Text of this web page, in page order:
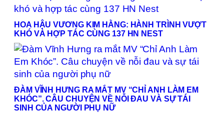
HOA HẬU VƯƠNG KIM HẰNG: HÀNH TRÌNH VƯỢT
KHÓ VÀ HỢP TÁC CÙNG 137 HN NEST
ĐÀM VĨNH HƯNG RA MẮT MV “CHỈ ANH LÀM EM
KHÓC”. CÂU CHUYỆN VỀ NỖI ĐAU VÀ SỰ TÁI
SINH CỦA NGƯỜI PHỤ NỮ